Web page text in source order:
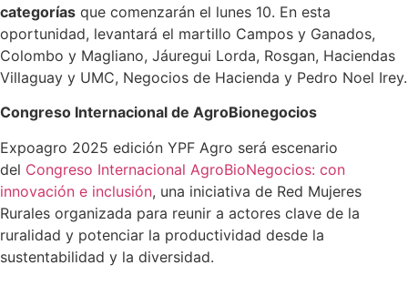
categorías que comenzarán el lunes 10. En esta
oportunidad, levantará el martillo Campos y Ganados,
Colombo y Magliano, Jáuregui Lorda, Rosgan, Haciendas
Villaguay y UMC, Negocios de Hacienda y Pedro Noel Irey.
Congreso Internacional de AgroBionegocios
Expoagro 2025 edición YPF Agro será escenario
del Congreso Internacional AgroBioNegocios: con
innovación e inclusión, una iniciativa de Red Mujeres
Rurales organizada para reunir a actores clave de la
ruralidad y potenciar la productividad desde la
sustentabilidad y la diversidad.